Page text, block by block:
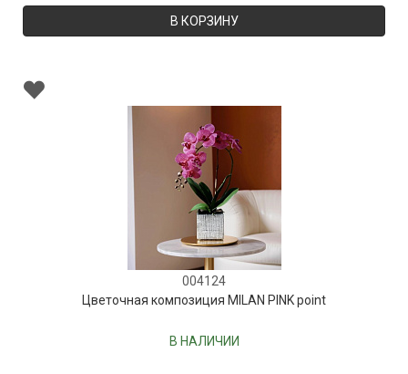
В КОРЗИНУ
004124
Цветочная композиция MILAN PINK point
В НАЛИЧИИ